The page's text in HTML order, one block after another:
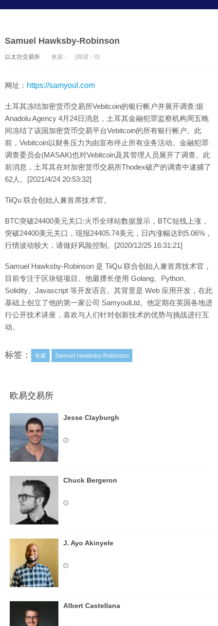
Samuel Hawksby-Robinson
以太坊交易所 来源： (阅读：0)
网址： https://samyoul.com
土耳其冻结加密货币交易所Vebitcoin的银行帐户并展开调查:据
Anadolu Agency 4月24日消息，土耳其金融犯罪监察机构周五晚
间冻结了该国加密货币交易平台Vebitcoin的所有银行帐户。此
前，Vebitcoin以财务压力为由宣布停止所有业务活动。金融犯罪
调查委员会(MASAK)也对Vebitcoin及其管理人员展开了调查。此
前消息，土耳其在对加密货币交易所Thodex破产的调查中逮捕了
62人。[2021/4/24 20:53:32]
TiiQu 联合创始人兼首席技术官。
BTC突破24400美元关口:火币全球站数据显示，BTC短线上涨，
突破24400美元关口，现报24405.74美元，日内涨幅达到5.06%，
行情波动较大，请做好风险控制。[2020/12/25 16:31:21]
Samuel Hawksby-Robinson 是 TiiQu 联合创始人兼首席技术官，
目前专注于区块链项目。他最擅长使用 Golang、Python、
Solidity、Javascript 等开发语言。其背景是 Web 应用开发，在此
基础上创立了他的第一家公司 SamyoulLtd。他定期在英国各地进
行公开技术讲座，喜欢与人们针对创新技术的优势与挑战进行互
动。
标签： 专家 Samuel Hawksby-Robinson
欧易交易所
Jesse Clayburgh
Chuck Bergeron
J. Ayo Akinyele
Albert Castellana